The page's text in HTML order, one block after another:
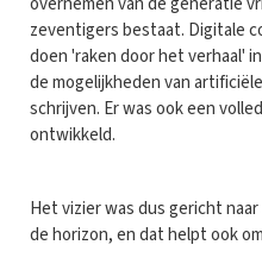
zeventigers bestaat. Digitale
doen 'raken door het verhaal'
de mogelijkheden van
schrijven. Er was ook een
ontwikkeld.
Het vizier was dus gericht
de horizon, en dat helpt ook